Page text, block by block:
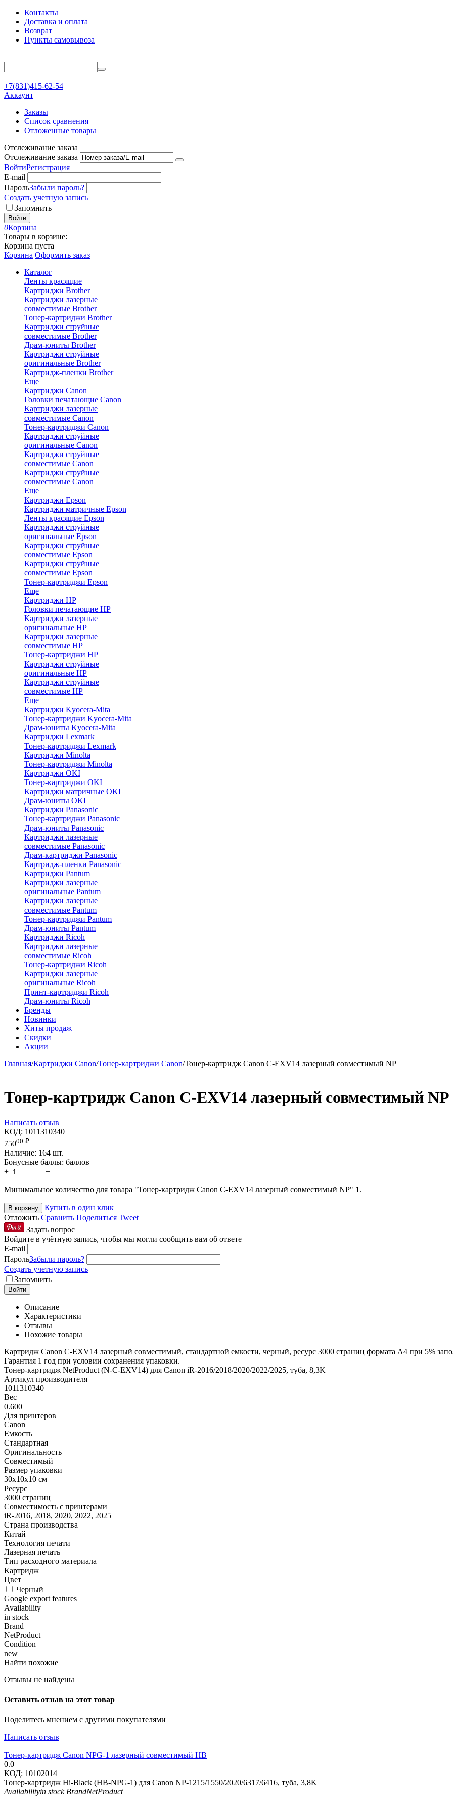
Контакты
Доставка и оплата
Возврат
Пункты самовывоза
+7(831)415-62-54
Аккаунт
Заказы
Список сравнения
Отложенные товары
Отслеживание заказа
Отслеживание заказа
ВойтиРегистрация
E-mail
ПарольЗабыли пароль?
Создать учетную запись
Запомнить
Войти
0Корзина
Товары в корзине:
Корзина пуста
Корзина Оформить заказ
Каталог
Ленты красящие
Картриджи Brother
Картриджи лазерные
совместимые Brother
Тонер-картриджи Brother
Картриджи струйные
совместимые Brother
Драм-юниты Brother
Картриджи струйные
оригинальные Brother
Картридж-пленки Brother
Еще
Картриджи Canon
Головки печатающие Canon
Картриджи лазерные
совместимые Canon
Тонер-картриджи Canon
Картриджи струйные
оригинальные Canon
Картриджи струйные
совместимые Canon
Картриджи струйные
совместимые Canon
Еще
Картриджи Epson
Картриджи матричные Epson
Ленты красящие Epson
Картриджи струйные
оригинальные Epson
Картриджи струйные
совместимые Epson
Картриджи струйные
совместимые Epson
Тонер-картриджи Epson
Еще
Картриджи HP
Головки печатающие HP
Картриджи лазерные
оригинальные HP
Картриджи лазерные
совместимые HP
Тонер-картриджи HP
Картриджи струйные
оригинальные HP
Картриджи струйные
совместимые HP
Еще
Картриджи Kyocera-Mita
Тонер-картриджи Kyocera-Mita
Драм-юниты Kyocera-Mita
Картриджи Lexmark
Тонер-картриджи Lexmark
Картриджи Minolta
Тонер-картриджи Minolta
Картриджи OKI
Тонер-картриджи OKI
Картриджи матричные OKI
Драм-юниты OKI
Картриджи Panasonic
Тонер-картриджи Panasonic
Драм-юниты Panasonic
Картриджи лазерные
совместимые Panasonic
Драм-картриджи Panasonic
Картридж-пленки Panasonic
Картриджи Pantum
Картриджи лазерные
оригинальные Pantum
Картриджи лазерные
совместимые Pantum
Тонер-картриджи Pantum
Драм-юниты Pantum
Картриджи Ricoh
Картриджи лазерные
совместимые Ricoh
Тонер-картриджи Ricoh
Картриджи лазерные
оригинальные Ricoh
Принт-картриджи Ricoh
Драм-юниты Ricoh
Бренды
Новинки
Хиты продаж
Скидки
Акции
Главная/Картриджи Canon/Тонер-картриджи Canon/Тонер-картридж Canon C-EXV14 лазерный совместимый NP
Тонер-картридж Canon C-EXV14 лазерный совместимый NP
Написать отзыв
КОД: 1011310340
75000 ₽
Наличие: 164 шт.
Бонусные баллы: баллов
+
−
Минимальное количество для товара "Тонер-картридж Canon C-EXV14 лазерный совместимый NP" 1.
В корзину
Купить в один клик
Отложить Сравнить Поделиться Tweet
Задать вопрос
Войдите в учётную запись, чтобы мы могли сообщить вам об ответе
E-mail
ПарольЗабыли пароль?
Создать учетную запись
Запомнить
Войти
Описание
Характеристики
Отзывы
Похожие товары
Картридж Canon C-EXV14 лазерный совместимый, стандартной емкости, черный, ресурс 3000 страниц формата А4 при 5%
Гарантия 1 год при условии сохранения упаковки.
Тонер-картридж NetProduct (N-C-EXV14) для Canon iR-2016/2018/2020/2022/2025, туба, 8,3K
Артикул производителя
1011310340
Вес
0.600
Для принтеров
Canon
Емкость
Стандартная
Оригинальность
Совместимый
Размер упаковки
30x10x10 см
Ресурс
3000 страниц
Совместимость с принтерами
iR-2016, 2018, 2020, 2022, 2025
Страна производства
Китай
Технология печати
Лазерная печать
Тип расходного материала
Картридж
Цвет
Черный
Google export features
Availability
in stock
Brand
NetProduct
Condition
new
Найти похожие
Отзывы не найдены
Оставить отзыв на этот товар
Поделитесь мнением с другими покупателями
Написать отзыв
Тонер-картридж Canon NPG-1 лазерный совместимый HB
0.0
КОД: 10102014
Тонер-картридж Hi-Black (HB-NPG-1) для Canon NP-1215/1550/2020/6317/6416, туба, 3,8K
Availabilityin stock BrandNetProduct